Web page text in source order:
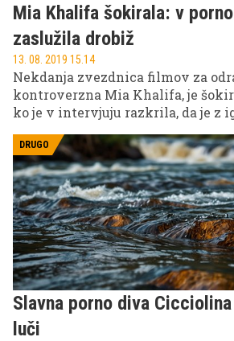
Mia Khalifa šokirala: v
zaslužila drobiž
13. 08. 2019 15.14
Nekdanja zvezdnica filmov za
kontroverzna Mia Khalifa, je
ko je v intervjuju razkrila, da je z
prepričanjem zaslužila drobiž.
slavi v svoji sicer kratkotrajni
nekaj več kot 10.000 evrov!
DRUGO
Slavna porno diva
luči